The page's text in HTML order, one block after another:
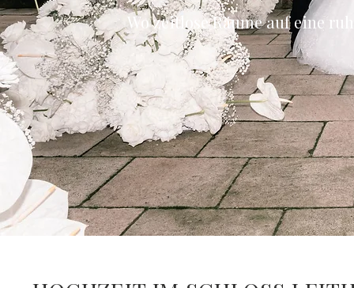
Wo zeitlose Räume auf eine